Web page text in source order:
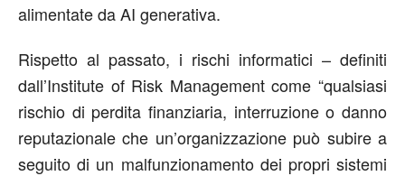
alimentate da AI generativa.
Rispetto al passato, i rischi informatici – definiti
dall’Institute of Risk Management come “qualsiasi
rischio di perdita finanziaria, interruzione o danno
reputazionale che un’organizzazione può subire a
seguito di un malfunzionamento dei propri sistemi